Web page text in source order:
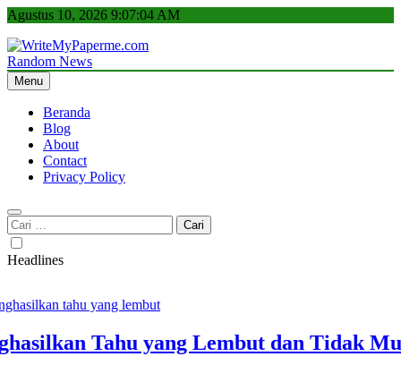
Skip
content
Agustus 10, 2026 9:07:05 AM
WriteMyPaperme.com
Bisnis, Kuliner, Teknologi
Random News
Menu
Beranda
Blog
About
Contact
Privacy Policy
Cari
untuk:
Headlines
Tahu yang Lembut dan Tidak